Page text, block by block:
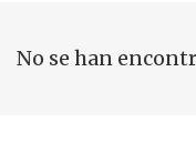
No se han